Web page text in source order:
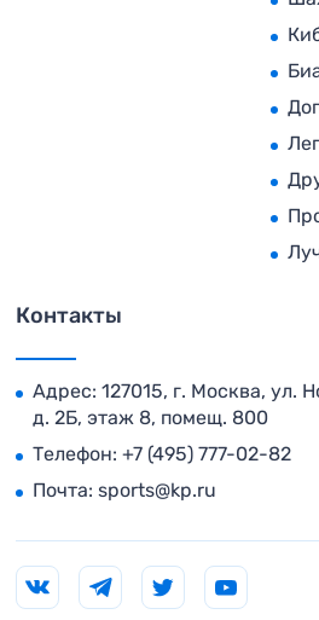
Контакты
Адрес: 127015, г. Москва, ул.
д. 2Б, этаж 8, помещ. 800
Телефон: +7 (495) 777-02-82
Почта: sports@kp.ru